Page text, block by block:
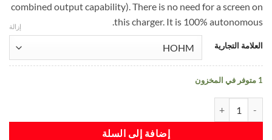
combined output capability). There is no need for a screen on
this charger. It is 100% autonomous.
العلامة التجارية
إزالة
1 متوفر في المخزون
إضافة إلى السلة